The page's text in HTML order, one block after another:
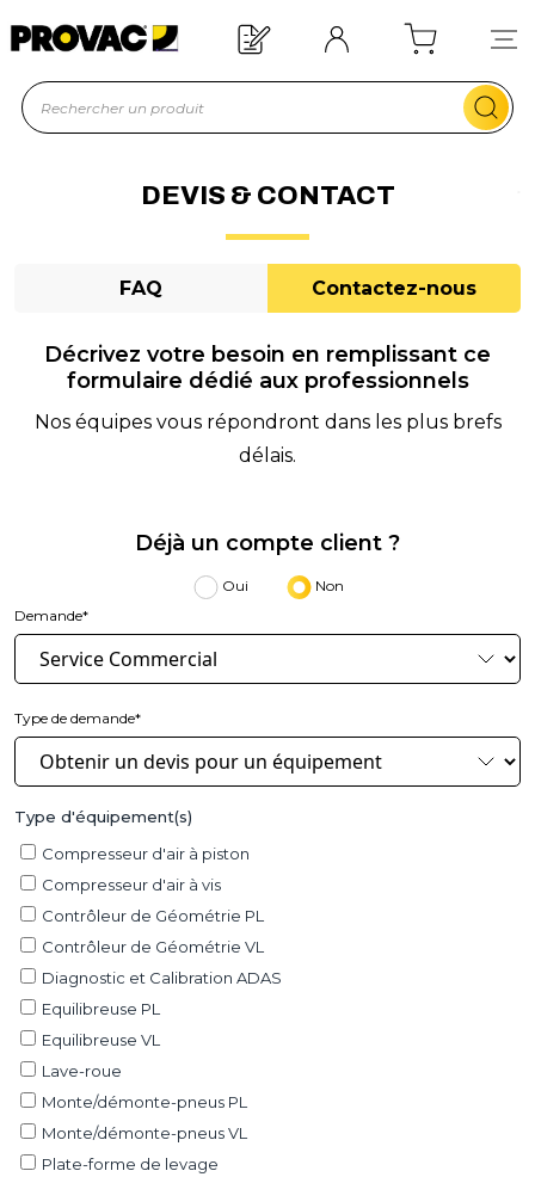
d'un équipement ?
DEVIS & CONTACT
FAQ Contactez-nous
Décrivez votre besoin en remplissant ce
formulaire dédié aux professionnels
Nos équipes vous répondront dans les plus brefs
délais.
Déjà un compte client ?
Oui
Non
Demande*
Type de demande*